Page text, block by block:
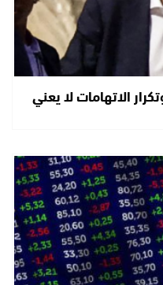
الاتهامات لا يعني